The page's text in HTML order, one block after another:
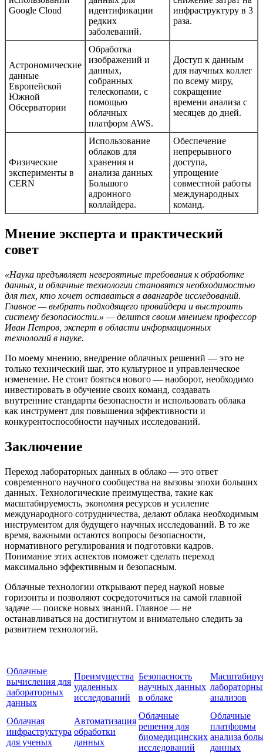
Google Cloud
идентификации
редких
заболеваний.
инфраструктуру в 3
раза.
Астрономические
данные
Европейской
Южной
Обсерватории
Обработка
изображений и
данных,
собранных
телескопами, с
помощью
облачных
платформ AWS.
Доступ к данным
для научных коллег
по всему миру,
сокращение
времени анализа с
месяцев до дней.
Физические
эксперименты в
CERN
Использование
облаков для
хранения и
анализа данных
Большого
адронного
коллайдера.
Обеспечение
непрерывного
доступа,
упрощение
совместной работы
международных
команд.
Мнение эксперта и практический
совет
«Наука предъявляет невероятные требования к обработке
данных, и облачные технологии становятся необходимостью
для тех, кто хочет оставаться в авангарде исследований.
Главное — выбрать подходящего провайдера и выстроить
систему безопасности.» — делится своим мнением профессор
Иван Петров, эксперт в области информационных
технологий в науке.
По моему мнению, внедрение облачных решений — это не
только технический шаг, это культурное и управленческое
изменение. Не стоит бояться нового — наоборот, необходимо
инвестировать в обучение своих команд, создавать
внутренние стандарты безопасности и использовать облака
как инструмент для повышения эффективности и
конкурентоспособности научных исследований.
Заключение
Переход лабораторных данных в облако — это ответ
современного научного сообщества на вызовы эпохи больших
данных. Технологические преимущества, такие как
масштабируемость, экономия ресурсов и усиление
международного сотрудничества, делают облака необходимым
инструментом для будущего научных исследований. В то же
время, важными остаются вопросы безопасности,
нормативного регулирования и подготовки кадров.
Понимание этих аспектов поможет сделать переход
максимально эффективным и безопасным.
Облачные технологии открывают перед наукой новые
горизонты и позволяют сосредоточиться на самой главной
задаче — поиске новых знаний. Главное — не
останавливаться на достигнутом и внимательно следить за
развитием технологий.
Облачные
вычисления для
лабораторных
данных
Преимущества
удаленных
исследований
Безопасность
научных данных
в облаке
анализов
Облачная
инфраструктура
для ученых
Автоматизация
обработки
данных
Облачные
решения для
биомедицинских
исследований
Облачные
платформы
анализа
данных